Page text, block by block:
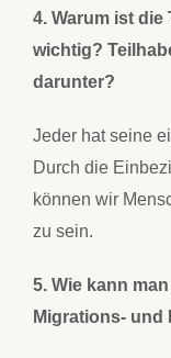
4. Warum ist die
wichtig?
darunter?
Jeder hat seine
Durch die
können wir
zu sein.
5. Wie kann
Migrations-